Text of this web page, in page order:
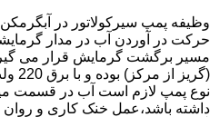
وظیفه پمپ سیرکولاتور در
حرکت در آوردن آب در مدار
مسیر برگشت گرمایش قرار می گیرد
نوع پمپ لازم است آب در قسمت
داشته باشد،عمل خنک کاری و روان